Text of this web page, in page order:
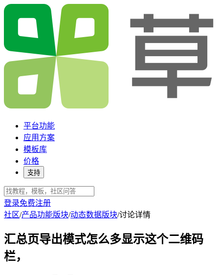
平台功能
应用方案
模板库
价格
支持
登录免费注册
社区/产品功能版块/动态数据版块/讨论详情
汇总页导出模式怎么多显示这个二维码
栏，